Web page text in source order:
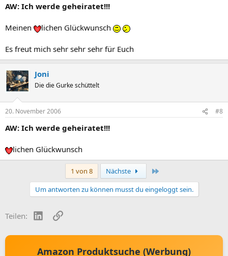
AW: Ich werde geheiratet!!!
Meinen lichen Glückwunsch
Es freut mich sehr sehr sehr für Euch
Joni
Die die Gurke schüttelt
20. November 2006 #8
AW: Ich werde geheiratet!!!
lichen Glückwunsch
1 von 8 Nächste
Um antworten zu können musst du eingeloggt sein.
Teilen: LinkedInLink
Amazon Produktsuche (Werbung)